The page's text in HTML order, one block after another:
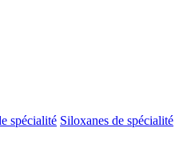
spécialité Siloxanes de spécialité